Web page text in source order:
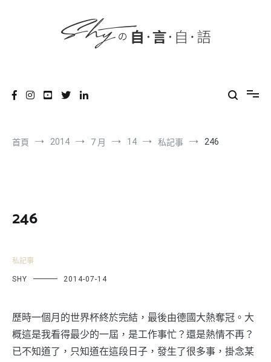
首頁 2014 7 月 14 私記事 246
246
私記事
SHY 2014-07-14
歷時一個月的世界杯終於完結，最後由德國大熱奪冠。大
概這是我看得最少的一屆，是工作事忙？還是熱情不再？
已不知道了，只知道在這段日子，發生了很多事，掛念某